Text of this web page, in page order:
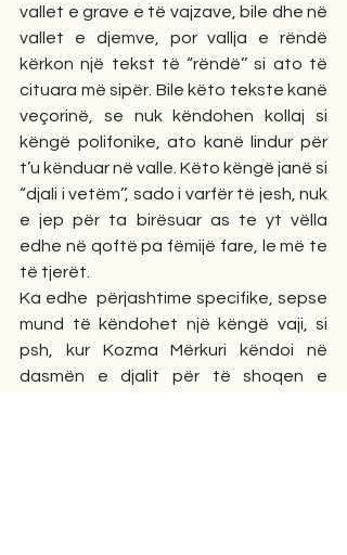
vallet e grave e të vajzave, bile dhe në
vallet e djemve, por vallja e rëndë
kërkon një tekst të “rëndë’’ si ato të
cituara më sipër. Bile këto tekste kanë
veçorinë, se nuk këndohen kollaj si
këngë polifonike, ato kanë lindur për
t’u kënduar në valle. Këto këngë janë si
“djali i vetëm’’, sado i varfër të jesh, nuk
e jep për ta birësuar as te yt vëlla
edhe në qoftë pa fëmijë fare, le më te
të tjerët.
Ka edhe  përjashtime specifike, sepse
mund të këndohet një këngë vaji, si
psh, kur Kozma Mërkuri këndoi në
dasmën e djalit për të shoqen e